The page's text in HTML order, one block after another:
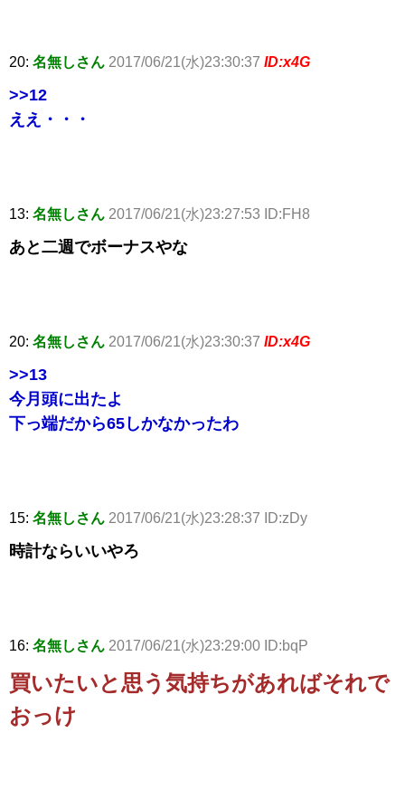
20: 名無しさん 2017/06/21(水)23:30:37 ID:x4G
>>12
ええ・・・
13: 名無しさん 2017/06/21(水)23:27:53 ID:FH8
あと二週でボーナスやな
20: 名無しさん 2017/06/21(水)23:30:37 ID:x4G
>>13
今月頭に出たよ
下っ端だから65しかなかったわ
15: 名無しさん 2017/06/21(水)23:28:37 ID:zDy
時計ならいいやろ
16: 名無しさん 2017/06/21(水)23:29:00 ID:bqP
買いたいと思う気持ちがあればそれで
おっけ